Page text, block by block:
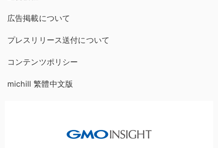
広告掲載について
プレスリリース送付について
コンテンツポリシー
michill 繁體中文版